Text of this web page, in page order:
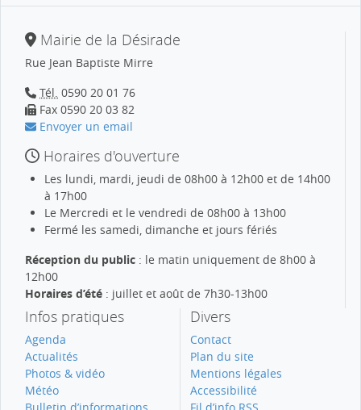
Mairie de la Désirade
Rue Jean Baptiste Mirre
Tél. 0590 20 01 76
Fax 0590 20 03 82
Envoyer un email
Horaires d'ouverture
Les lundi, mardi, jeudi de 08h00 à 12h00 et de 14h00
à 17h00
Le Mercredi et le vendredi de 08h00 à 13h00
Fermé les samedi, dimanche et jours fériés
Réception du public : le matin uniquement de 8h00 à
12h00
Horaires d’été : juillet et août de 7h30-13h00
Infos pratiques
Agenda
Actualités
Photos & vidéo
Météo
Divers
Contact
Plan du site
Mentions légales
Accessibilité